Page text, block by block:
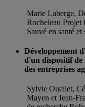
Marie Laberge,
Rocheleau Projet
Sauvé en santé
Développement
d'un dispositif de
des entreprises
Sylvie Ouellet,
Mayen et Jean-